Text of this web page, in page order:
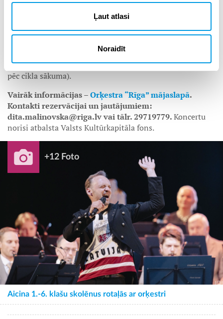
Ļaut atlasi
Noraidīt
koncertiem par cenu 8 EUR.
Koncertus iespējams apmeklēt arī ar programmas
paradīze” sagatavo programmas prasībām atbilstošu
rēķinu, kas programmas ietvaros apmaksājams pirms vai
pēc cikla sākuma).
Vairāk informācijas –Orķestra “Rīga” mājaslapā.
Kontakti rezervācijai un jautājumiem:
dita.malinovska@riga.lv vai tālr. 29719779.Koncertu
norisi atbalsta Valsts Kultūrkapitāla fons.
+12 Foto
Aicina 1.-6. klašu skolēnus rotaļās ar orķestri